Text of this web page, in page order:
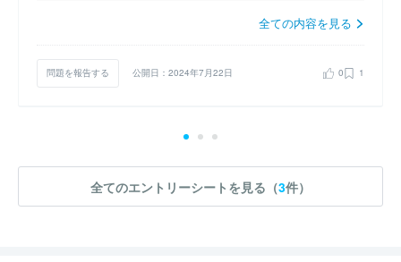
全ての内容を見る
問題を報告する 公開日：2024年7月22日 0 1
全てのエントリーシートを見る（3件）